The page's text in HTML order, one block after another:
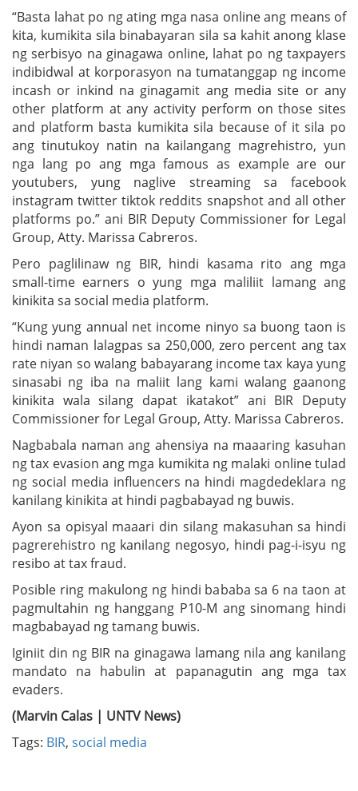
“Basta lahat po ng ating mga nasa online ang means of
kita, kumikita sila binabayaran sila sa kahit anong klase
ng serbisyo na ginagawa online, lahat po ng taxpayers
indibidwal at korporasyon na tumatanggap ng income
incash or inkind na ginagamit ang media site or any
other platform at any activity perform on those sites
and platform basta kumikita sila because of it sila po
ang tinutukoy natin na kailangang magrehistro, yun
nga lang po ang mga famous as example are our
youtubers, yung naglive streaming sa facebook
instagram twitter tiktok reddits snapshot and all other
platforms po.” ani BIR Deputy Commissioner for Legal
Group, Atty. Marissa Cabreros.
Pero paglilinaw ng BIR, hindi kasama rito ang mga
small-time earners o yung mga maliliit lamang ang
kinikita sa social media platform.
“Kung yung annual net income ninyo sa buong taon is
hindi naman lalagpas sa 250,000, zero percent ang tax
rate niyan so walang babayarang income tax kaya yung
sinasabi ng iba na maliit lang kami walang gaanong
kinikita wala silang dapat ikatakot” ani BIR Deputy
Commissioner for Legal Group, Atty. Marissa Cabreros.
Nagbabala naman ang ahensiya na maaaring kasuhan
ng tax evasion ang mga kumikita ng malaki online tulad
ng social media influencers na hindi magdedeklara ng
kanilang kinikita at hindi pagbabayad ng buwis.
Ayon sa opisyal maaari din silang makasuhan sa hindi
pagrerehistro ng kanilang negosyo, hindi pag-i-isyu ng
resibo at tax fraud.
Posible ring makulong ng hindi bababa sa 6 na taon at
pagmultahin ng hanggang P10-M ang sinomang hindi
magbabayad ng tamang buwis.
Iginiit din ng BIR na ginagawa lamang nila ang kanilang
mandato na habulin at papanagutin ang mga tax
evaders.
(Marvin Calas | UNTV News)
Tags: BIR, social media